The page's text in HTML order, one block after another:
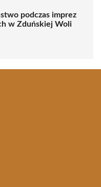
podczas imprez
w Zduńskiej Woli